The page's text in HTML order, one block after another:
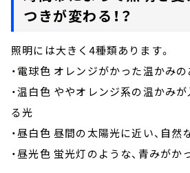
つきが変わる！？
照明には大きく4種類あります。
・電球色 オレンジがかった温かみ
・温白色 ややオレンジ系の温かみ
る光
・昼白色 昼間の太陽光に近い、自然
・昼光色 蛍光灯のような、青みがか